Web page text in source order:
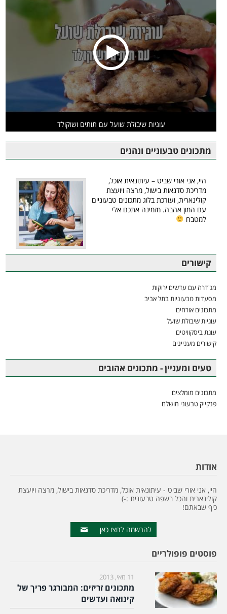
עוגיות שיבולת שועל עם תותים ושוקולד
מתכונים טבעוניים ונהנים
היי, אני אורי שביט – עיתונאית אוכל,
מדריכת סדנאות בישול, מרצה ויועצת
קולינארית, ועורכת בלוג מתכונים טבעוניים
עם המון אהבה. מזמינה אתכם אלי
למטבח
קישורים
מג'דרה עם עדשים ירוקות
מסעדות טבעוניות בתל אביב
מתכונים אורחים
עוגיות שיבולת שועל
עוגת ביסקוויטים
קישורים מעניינים
טעים ומעניין - מתכונים אהובים
מתכונים מומלצים
פנקייק טבעוני מושלם
אודות
היי, אני אורי שביט - עיתונאית אוכל, מדריכת סדנאות בישול, מרצה ויועצת
קולינארית והכל בשפה טבעונית :-)
כיף שבאתם!
להרשמה לחצו כאן
פוסטים פופולריים
11 מאי, 2013
מתכונים זריזים: המבורגר פריך של
קינואה ועדשים